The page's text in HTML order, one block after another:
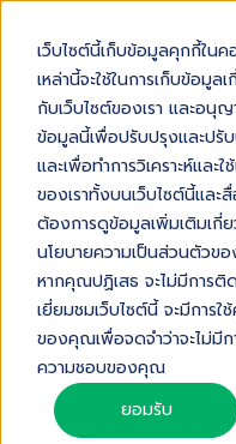
เว็บไซต์นี้เก็บข้อมูลคุกกี้ใ
เหล่านี้จะใช้ในการเก็บข้อ
กับเว็บไซต์ของเรา และอนุญ
ข้อมูลนี้เพื่อปรับปรุงและปรั
และเพื่อทำการวิเคราะห์แล
ของเราทั้งบนเว็บไซต์นี้แล
ต้องการดูข้อมูลเพิ่มเติมเกี่
นโยบายความเป็นส่วนตัวขอ
หากคุณปฏิเสธ จะไม่มีการ
เยี่ยมชมเว็บไซต์นี้ จะมีการใ
ของคุณเพื่อจดจำว่าจะไม่มี
ความชอบของคุณ
ยอมรับ
HYBRID-